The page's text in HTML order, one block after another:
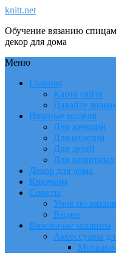
knitt.net
Обучение вязанию
декор для дома
Меню
Главная
Карта сайта
Давайте
Вязаные модели
Для женщин
Для мужчин
Для детей
Для животных
Декор для дома
Крючком
Советы
Урок по
Видео
Вязальные машины
Аксессуары